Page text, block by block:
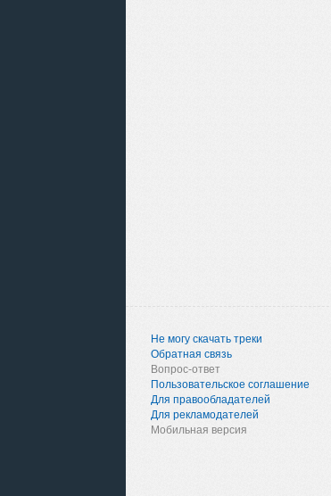
Не могу скачать треки
Обратная связь
Вопрос-ответ
Пользовательское соглашение
Для правообладателей
Для рекламодателей
Мобильная версия